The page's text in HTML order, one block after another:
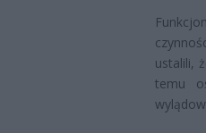
ustalili,
temu